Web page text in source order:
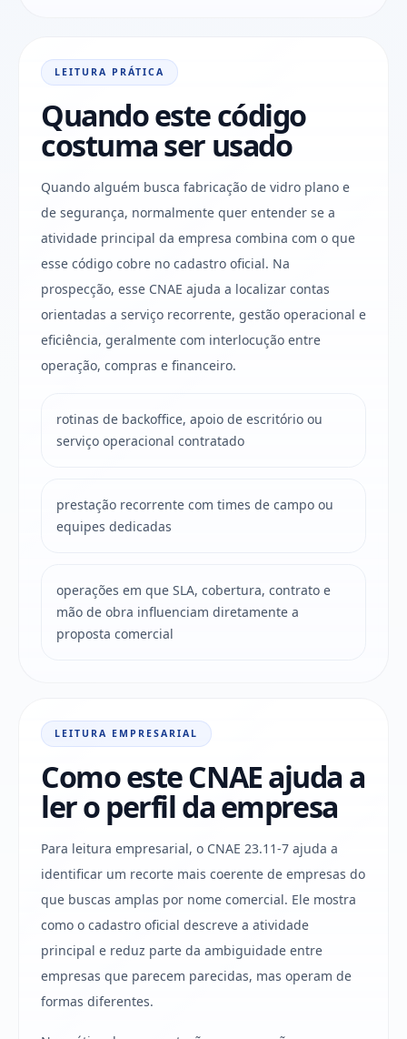
LEITURA PRÁTICA
Quando este código
costuma ser usado
Quando alguém busca fabricação de vidro plano e
de segurança, normalmente quer entender se a
atividade principal da empresa combina com o que
esse código cobre no cadastro oficial. Na
prospecção, esse CNAE ajuda a localizar contas
orientadas a serviço recorrente, gestão operacional e
eficiência, geralmente com interlocução entre
operação, compras e financeiro.
rotinas de backoffice, apoio de escritório ou
serviço operacional contratado
prestação recorrente com times de campo ou
equipes dedicadas
operações em que SLA, cobertura, contrato e
mão de obra influenciam diretamente a
proposta comercial
LEITURA EMPRESARIAL
Como este CNAE ajuda a
ler o perfil da empresa
Para leitura empresarial, o CNAE 23.11-7 ajuda a
identificar um recorte mais coerente de empresas do
que buscas amplas por nome comercial. Ele mostra
como o cadastro oficial descreve a atividade
principal e reduz parte da ambiguidade entre
empresas que parecem parecidas, mas operam de
formas diferentes.